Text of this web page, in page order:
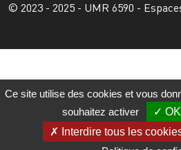
© 2023 - 2025 - UMR 6590 -
Ce site utilise des cookies et vous
souhaitez activer
Interdire tous les